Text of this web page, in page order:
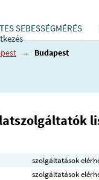
SEBESSÉGMÉRÉS
→ Budapest
szolgáltatások
szolgáltatások